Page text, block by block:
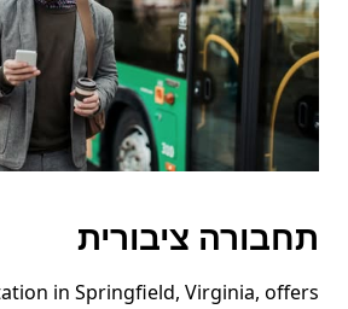
תחבורה ציבורית
in Springfield, Virginia, offers